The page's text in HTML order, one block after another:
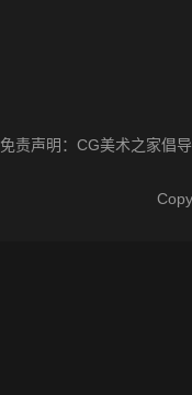
免责声明： CG美术之家倡